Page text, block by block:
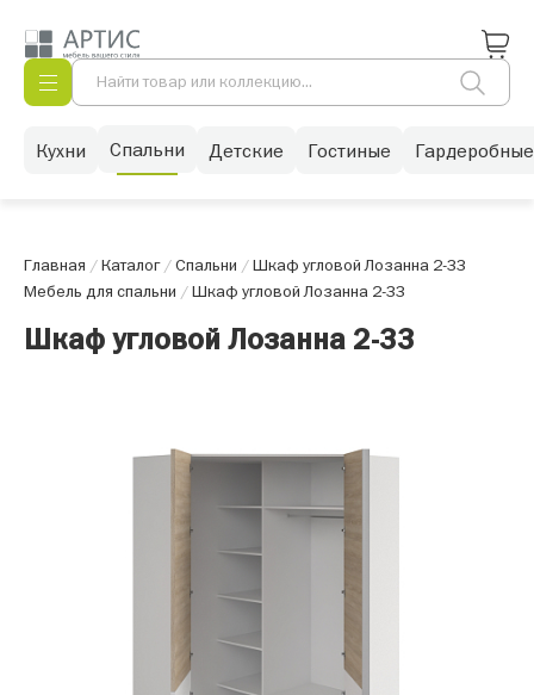
Кухни Спальни Детские Гостиные Гардеробные
Главная /Каталог/Спальни /Шкаф угловой Лозанна 2-33
Мебель для спальни /Шкаф угловой Лозанна 2-33
Шкаф угловой Лозанна 2-33